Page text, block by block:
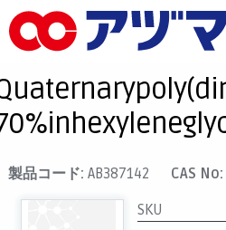
お気に入り
カート
マイアカウント
主要取扱ブランド
製品コード: AB387142 CAS No:
SKU